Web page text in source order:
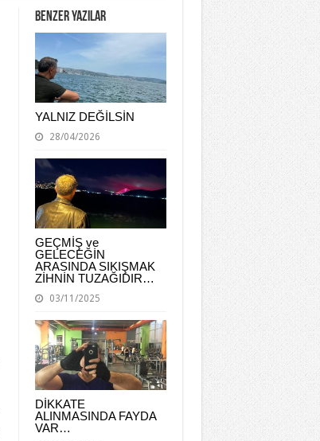
Benzer yazılar
YALNIZ DEĞİLSİN
28/04/2026
GEÇMİŞ ve
GELECEĞİN
ARASINDA SIKIŞMAK
ZİHNİN TUZAĞIDIR…
03/11/2025
DİKKATE
ALINMASINDA FAYDA
VAR…